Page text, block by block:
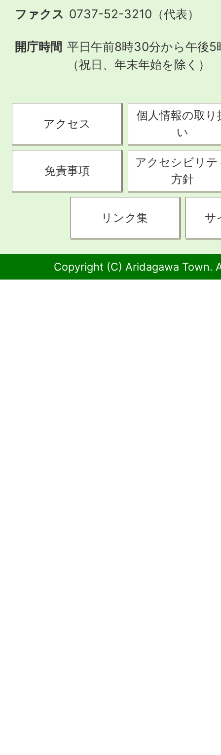
ファクス 0737-52-3210（代表）
開庁時間 平日午前8時30分から午後5
（祝日、年末年始を除く）
アクセス
個人情報の取り
い
免責事項
アクセシビリテ
方針
リンク集 サ
Copyright (C) Aridagawa Town.